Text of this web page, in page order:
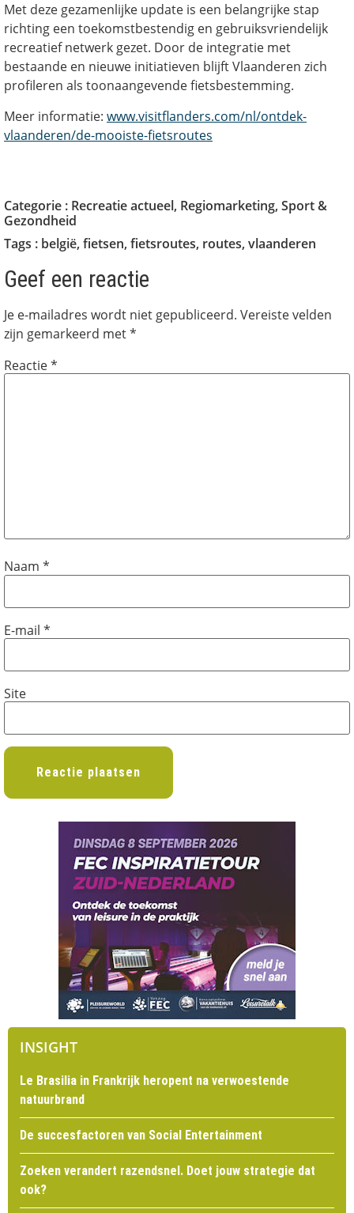
Met deze gezamenlijke update is een belangrijke stap
richting een toekomstbestendig en gebruiksvriendelijk
recreatief netwerk gezet. Door de integratie met
bestaande en nieuwe initiatieven blijft Vlaanderen zich
profileren als toonaangevende fietsbestemming.
Meer informatie: www.visitflanders.com/nl/ontdek-
vlaanderen/de-mooiste-fietsroutes
Categorie : Recreatie actueel, Regiomarketing, Sport &
Gezondheid
Tags : belgië, fietsen, fietsroutes, routes, vlaanderen
Geef een reactie
Je e-mailadres wordt niet gepubliceerd. Vereiste velden
zijn gemarkeerd met*
Reactie*
Naam *
E-mail *
Site
INSIGHT
Le Brasilia in Frankrijk heropent na verwoestende
natuurbrand
De succesfactoren van Social Entertainment
Zoeken verandert razendsnel. Doet jouw strategie dat
ook?